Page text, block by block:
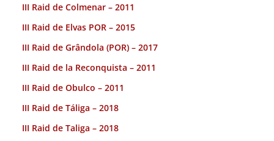
III Raid de Colmenar – 2011
III Raid de Elvas POR – 2015
III Raid de Grândola (POR) – 2017
III Raid de la Reconquista – 2011
III Raid de Obulco – 2011
III Raid de Táliga – 2018
III Raid de Taliga – 2018